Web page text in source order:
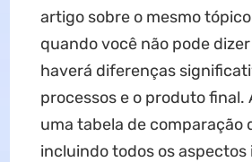
artigo sobre o mesmo
quando você não pode
haverá diferenças
processos e o produto final.
uma tabela de comparação
incluindo todos os